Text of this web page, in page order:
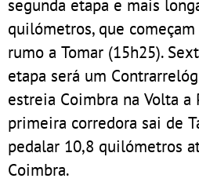
segunda etapa e mais
quilómetros, que
rumo a Tomar (15h25).
etapa será um
estreia Coimbra na Volta
primeira corredora sai de
pedalar 10,8 quilómetros
Coimbra.